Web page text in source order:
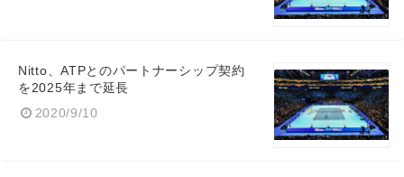
Nitto、ATPとのパートナーシップ契約
を2025年まで延長
2020/9/10